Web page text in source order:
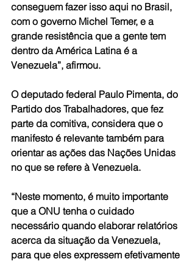
conseguem fazer isso aqui no Brasil,
com o governo Michel Temer, e a
grande resistência que a gente tem
dentro da América Latina é a
Venezuela”, afirmou.
O deputado federal Paulo Pimenta, do
Partido dos Trabalhadores, que fez
parte da comitiva, considera que o
manifesto é relevante também para
orientar as ações das Nações Unidas
no que se refere à Venezuela.
“Neste momento, é muito importante
que a ONU tenha o cuidado
necessário quando elaborar relatórios
acerca da situação da Venezuela,
para que eles expressem efetivamente